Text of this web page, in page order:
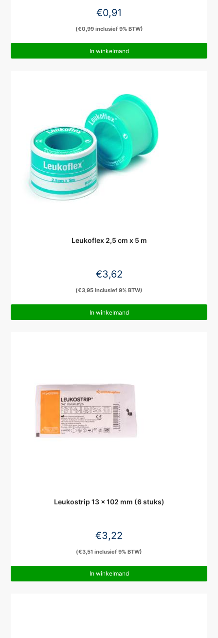
€0,91
(€0,99inclusief 9% BTW)
In winkelmand
Leukoflex 2,5 cm x 5 m
€3,62
(€3,95 inclusief 9% BTW)
In winkelmand
Leukostrip 13 x 102 mm (6 stuks)
€3,22
(€3,51 inclusief 9% BTW)
In winkelmand